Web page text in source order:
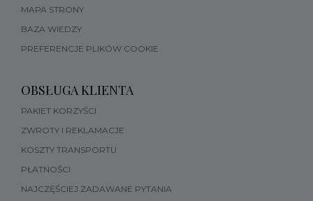
MAPA STRONY
BAZA WIEDZY
PREFERENCJE PLIKÓW COOKIE
OBSŁUGA KLIENTA
PAKIET KORZYŚCI
ZWROTY I REKLAMACJE
KOSZTY TRANSPORTU
PŁATNOŚCI
NAJCZĘŚCIEJ ZADAWANE PYTANIA